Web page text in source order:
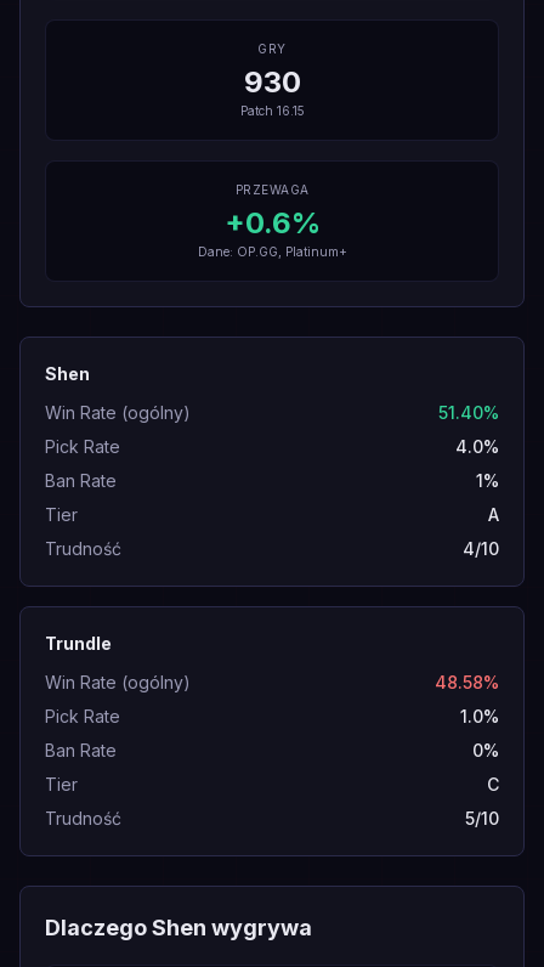
GRY
930
Patch 16.15
PRZEWAGA
+0.6%
Dane: OP.GG, Platinum+
Shen
Win Rate (ogólny)
51.40%
Pick Rate
4.0%
Ban Rate
1%
Tier
A
Trudność
4/10
Trundle
Win Rate (ogólny)
48.58%
Pick Rate
1.0%
Ban Rate
0%
Tier
C
Trudność
5/10
Dlaczego Shen wygrywa